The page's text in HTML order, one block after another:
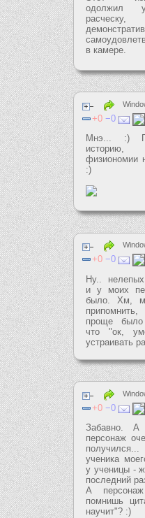
одолжил
в камере.
0 0
Мнэ... :)
физиономии
:)
0 0
Ну..
и у моих
было. Хм,
проще было
что "ок,
устраивать
0 0
Забавно.
персонаж
ученика
у ученицы -
последний
А
помнишь
научит"? :)